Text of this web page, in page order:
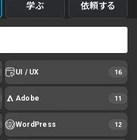
学ぶ 依頼する
UI / UX 16
Adobe 11
WordPress 12